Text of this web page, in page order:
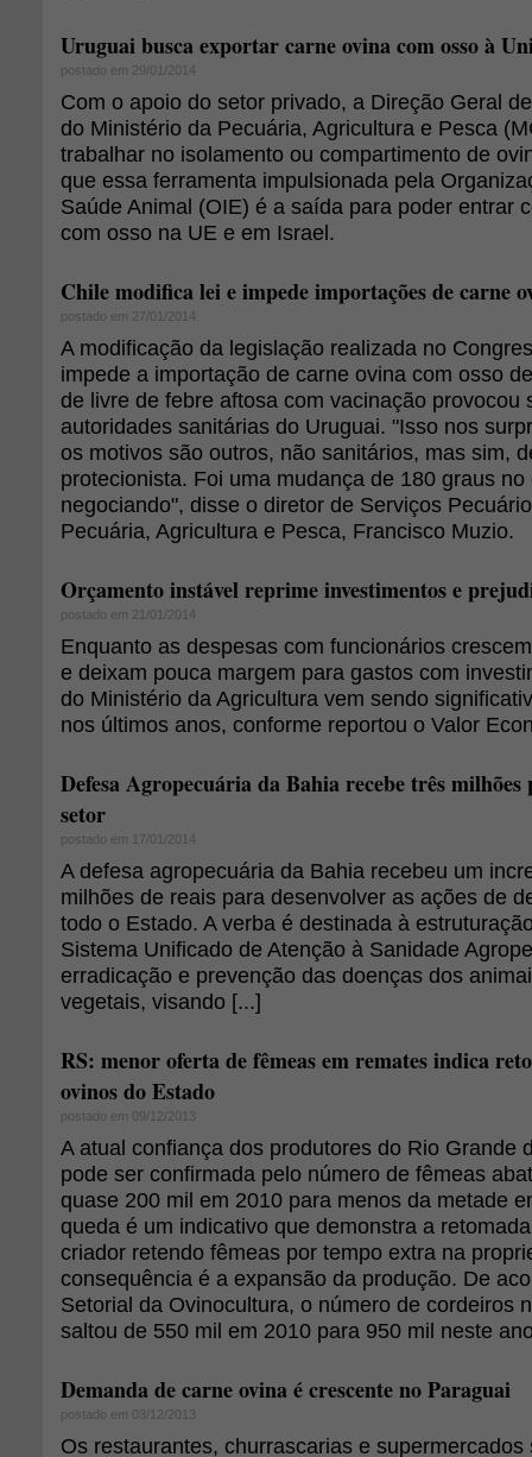
Uruguai busca exportar carne ovina com osso à
postado em 29/01/2014
Com o apoio do setor privado, a Direção Geral
do Ministério da Pecuária, Agricultura e Pesca
trabalhar no isolamento ou compartimento de
que essa ferramenta impulsionada pela
Saúde Animal (OIE) é a saída para poder entrar
com osso na UE e em Israel.
Chile modifica lei e impede importações de carne
postado em 27/01/2014
A modificação da legislação realizada no
impede a importação de carne ovina com osso
de livre de febre aftosa com vacinação provocou
autoridades sanitárias do Uruguai. "Isso nos
os motivos são outros, não sanitários, mas sim,
protecionista. Foi uma mudança de 180 graus
negociando", disse o diretor de Serviços
Pecuária, Agricultura e Pesca, Francisco Muzio.
Orçamento instável reprime investimentos e
postado em 21/01/2014
Enquanto as despesas com funcionários
e deixam pouca margem para gastos com
do Ministério da Agricultura vem sendo
nos últimos anos, conforme reportou o Valor
Defesa Agropecuária da Bahia recebe três
setor
postado em 17/01/2014
A defesa agropecuária da Bahia recebeu um
milhões de reais para desenvolver as ações de
todo o Estado. A verba é destinada à
Sistema Unificado de Atenção à Sanidade
erradicação e prevenção das doenças dos
vegetais, visando [...]
RS: menor oferta de fêmeas em remates indica
ovinos do Estado
postado em 09/12/2013
A atual confiança dos produtores do Rio Grande
pode ser confirmada pelo número de fêmeas
quase 200 mil em 2010 para menos da metade
queda é um indicativo que demonstra a
criador retendo fêmeas por tempo extra na
consequência é a expansão da produção. De
Setorial da Ovinocultura, o número de cordeiros
saltou de 550 mil em 2010 para 950 mil neste
Demanda de carne ovina é crescente no Paraguai
postado em 03/12/2013
Os restaurantes, churrascarias e supermercados